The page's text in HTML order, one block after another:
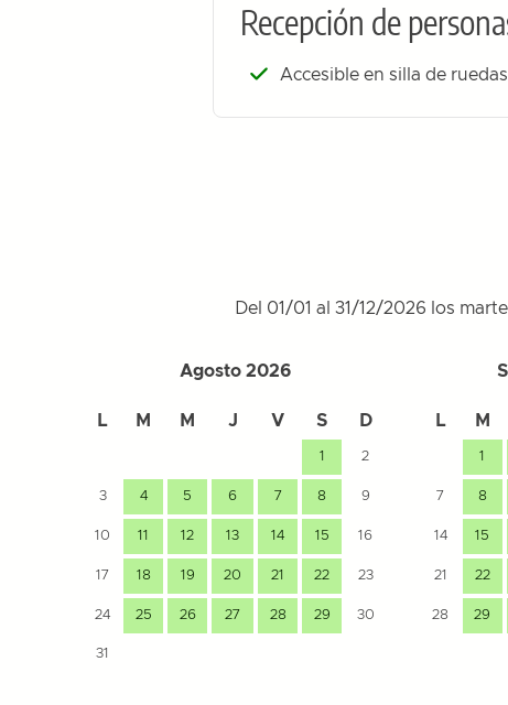
Recepción de
Accesible en silla de
Del 01/01 al 31/12/2026 los
Agosto 2026
L M M J V S D
1 2
3 4 5 6 7 8 9
10 11 12 13 14 15 16
17 18 19 20 21 22 23
24 25 26 27 28 29 30
31
L M
1
7 8
14 15
21 22
28 29